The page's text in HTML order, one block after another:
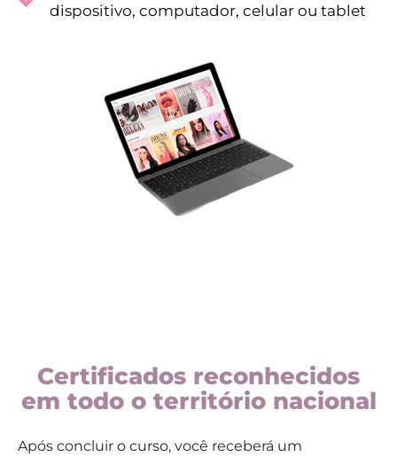
dispositivo, computador, celular ou tablet
Certificados reconhecidos
em todo o território nacional
Após concluir o curso, você receberá um